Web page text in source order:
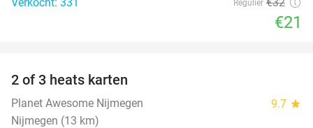
Regulier
€21
2 of 3 heats karten
Planet Awesome Nijmegen 9.7 star
Nijmegen (13 km)